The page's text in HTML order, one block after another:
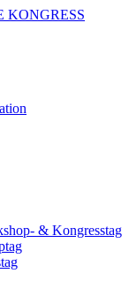
& Kongresstag